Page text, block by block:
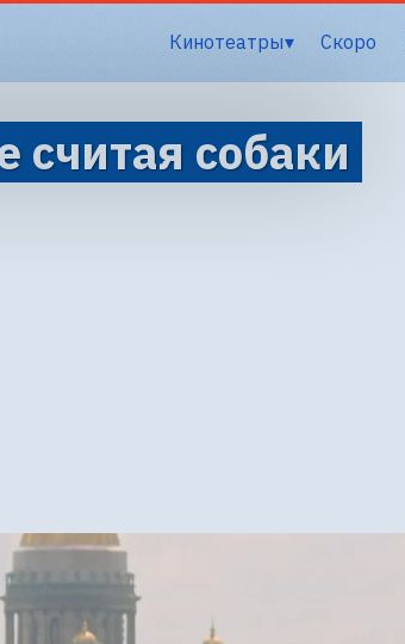
Кинотеатры Скоро
собаки